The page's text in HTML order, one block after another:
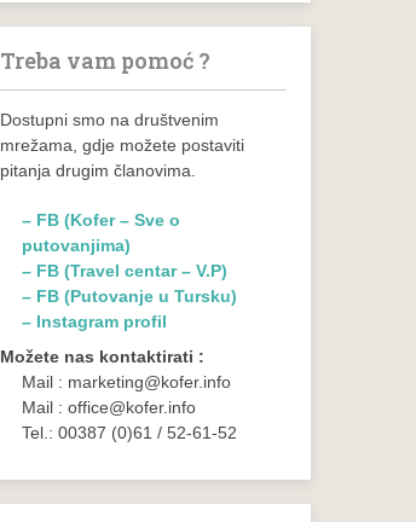
Treba vam pomoć ?
Dostupni smo na društvenim
mrežama, gdje možete postaviti
pitanja drugim članovima.
– FB (Kofer – Sve o
putovanjima)
– FB (Travel centar – V.P)
– FB (Putovanje u Tursku)
– Instagram profil
Možete nas kontaktirati :
Mail : marketing@kofer.info
Mail : office@kofer.info
Tel.: 00387 (0)61 / 52-61-52